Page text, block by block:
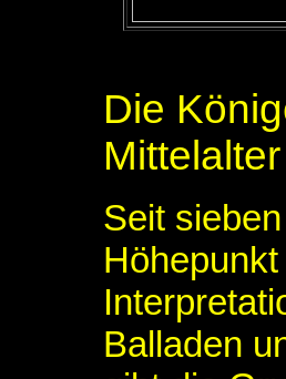
Die
Mittelalter
Seit
Balladen